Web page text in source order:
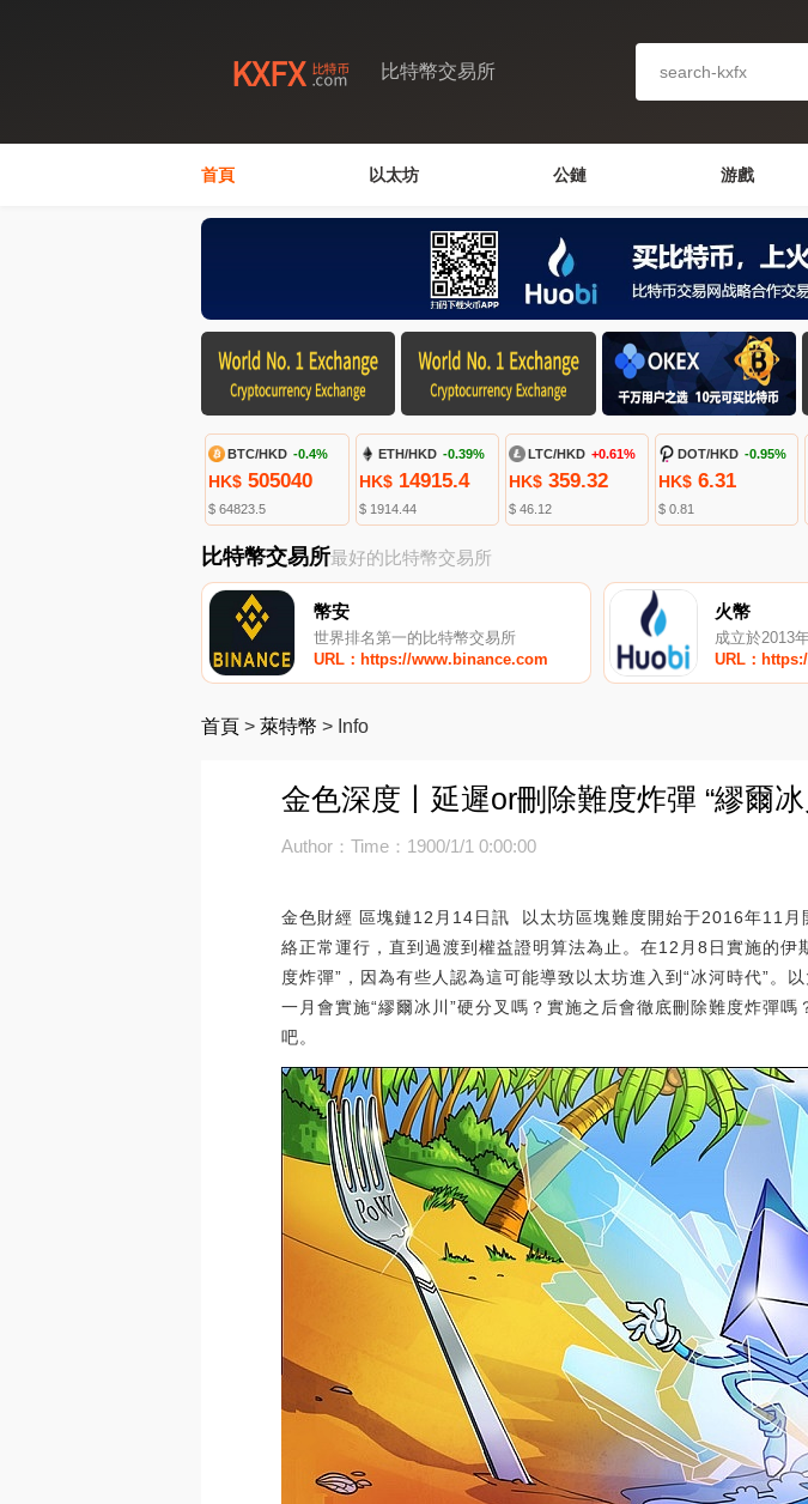
比特幣交易所
首頁 以太坊 公鏈 游戲
BTC/HKD -0.4%
HK$ 505040
$ 64823.5
ETH/HKD -0.39%
HK$14915.4
$ 1914.44
LTC/HKD +0.61%
HK$359.32
$ 46.12
DOT/HKD -0.95%
HK$6.31
$ 0.81
比特幣交易所最好的比特幣交易所
幣安
世界排名第一的比特幣交易所
URL：https://www.binance.com
火幣
成立於2013
URL：
首頁 > 萊特幣 > Info
金色深度丨延遲or刪除難度炸彈 “繆爾
Author：Time：1900/1/1 0:00:00
金色財經 區塊鏈12月14日訊 以太坊區塊難度開始于2016年11
絡正常運行，直到過渡到權益證明算法為止。在12月8日實施的
度炸彈”，因為有些人認為這可能導致以太坊進入到“冰河時代”。
一月會實施“繆爾冰川”硬分叉嗎？實施之后會徹底刪除難度炸彈
吧。